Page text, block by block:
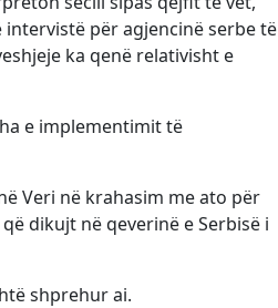
intervistë për agjencinë serbe të
ka qenë relativisht e
e implementimit të
Veri në krahasim me ato për
dikujt në qeverinë e Serbisë i
shprehur ai.